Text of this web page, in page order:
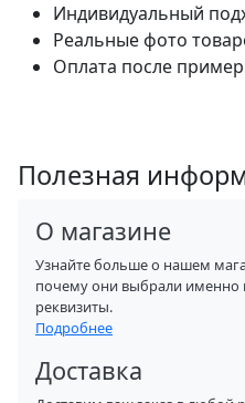
Индивидуальный
Реальные фото
Оплата после
Полезная
О магазине
Узнайте больше о нашем
почему они выбрали именно
реквизиты.
Подробнее
Доставка